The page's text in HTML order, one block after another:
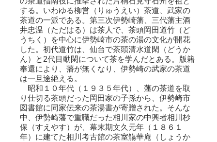
する。いわゆる柳営（りゅうえい）茶道、武家の
茶道の一派である。第三次伊勢崎藩、三代藩主酒
井忠温（ただはる）は茶人で、茶頭岡田道竹（ど
うちく）を中心に伊勢崎市の茶の湯の文化が開花
した。初代道竹は、仙台で茶頭清水道閑（どうか
ん）と2代目動閑について茶を学んだとある。版籍
奉還により、藩が無くなり、伊勢崎の武家の茶道
は一旦途絶える。
昭和１０年代（１９３５年代）、藩の茶道を取
り仕切る茶頭だった岡田家の子孫から、伊勢崎市
図書館に同家伝来の茶湯書が寄贈された。そんな
中、伊勢崎藩で重職だった相川家の中興者相川杪
保（すえやす）が、幕末期文久元年（１８６１
年）に建てた相川考古館の茶室觴華庵（しょうか